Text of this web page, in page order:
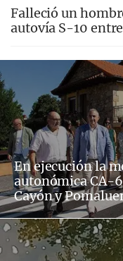
Falleció un
autovía S-10
En ejecución la
autonómica CA-
Cayón y